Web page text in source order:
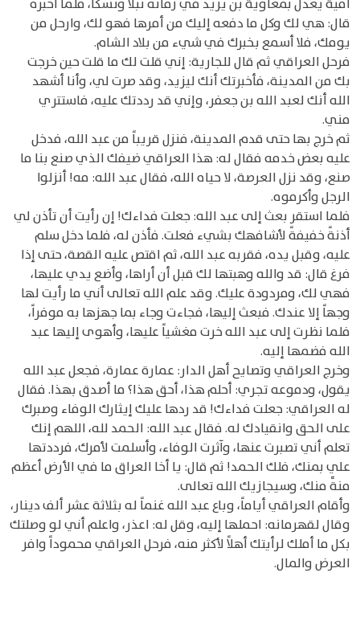
أمية يعدل بمعاوية بن يزيد في زمانه نبلاً ونسكاً، فلما أخبره
قال: هي لك وكل ما دفعه إليك من أمرها فهو لك، وارحل من
يومك، فلا أسمع بخبرك في شيء من بلاد الشام.
فرحل العراقي ثم قال للجارية: إني قلت لك ما قلت حين خرجت
بك من المدينة، فأخبرتك أنك ليزيد، وقد صرت لي، وأنا أشهد
الله أنك لعبد الله بن جعفر، وإني قد رددتك عليه، فاستتري
مني.
ثم خرج بها حتى قدم المدينة، فنزل قريباً من عبد الله، فدخل
عليه بعض خدمه فقال له: هذا العراقي ضيفك الذي صنع بنا ما
صنع، وقد نزل العرصة، لا حياه الله، فقال عبد الله: مه! أنزلوا
الرجل وأكرموه.
فلما استقر بعث إلى عبد الله: جعلت فداءك! إن رأيت أن تأذن لي
أذنةً خفيفةً لأشافهك بشيء فعلت. فأذن له، فلما دخل سلم
عليه، وقبل يده، فقربه عبد الله، ثم اقتص عليه القصة، حتى إذا
فرغ قال: قد والله وهبتها لك قبل أن أراها، وأضع يدي عليها،
فهي لك، ومردودة عليك. وقد علم الله تعالى أني ما رأيت لها
وجهاً إلا عندك. فبعث إليها، فجاءت وجاء بما جهزها به موفراً،
فلما نظرت إلى عبد الله خرت مغشياً عليها، وأهوى إليها عبد
الله فضمها إليه.
وخرج العراقي وتصايح أهل الدار: عمارة عمارة، فجعل عبد الله
يقول، ودموعه تجري: أحلم هذا، أحق هذا؟ ما أصدق بهذا. فقال
له العراقي: جعلت فداءك! قد ردها عليك إيثارك الوفاء وصبرك
على الحق وانقيادك له. فقال عبد الله: الحمد لله، اللهم إنك
تعلم أني تصبرت عنها، وآثرت الوفاء، وأسلمت لأمرك، فرددتها
علي بمنك، فلك الحمد! ثم قال: يا أخا العراق ما في الأرض أعظم
منةًَ منك، وسيجازيك الله تعالى.
وأقام العراقي أياماً، وباع عبد الله غنماً له بثلاثة عشر ألف دينار،
وقال لقهرمانه: احملها إليه، وقل له: اعذر، واعلم أني لو وصلتك
بكل ما أملك لرأيتك أهلاً لأكثر منه، فرحل العراقي محموداً وافر
العرض والمال.